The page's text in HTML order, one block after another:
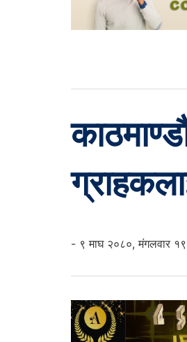
- ९ माघ २०८०, मंगलवार